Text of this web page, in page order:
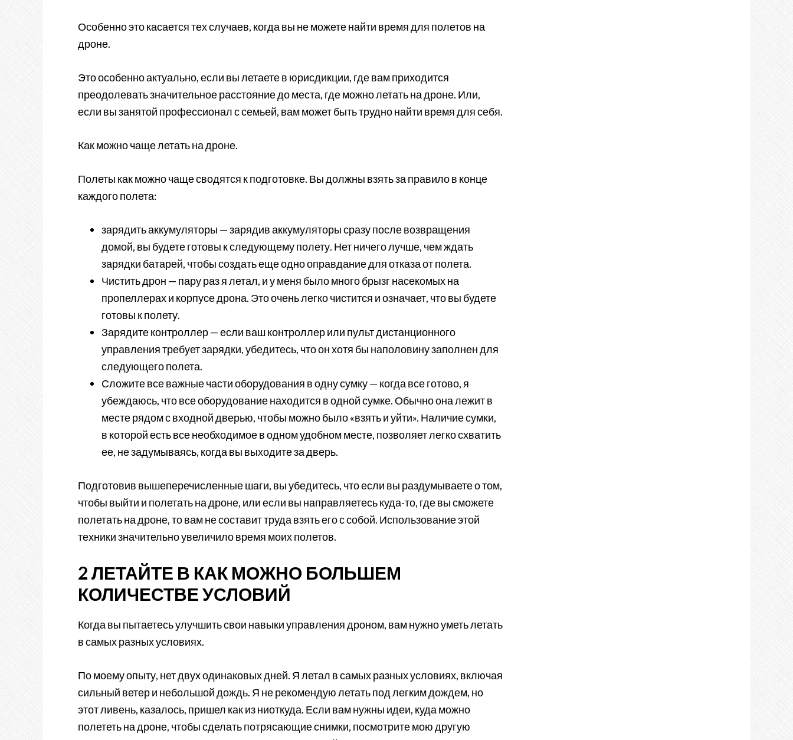
Особенно это касается тех случаев, когда вы не можете найти время для полетов на
дроне.
Это особенно актуально, если вы летаете в юрисдикции, где вам приходится
преодолевать значительное расстояние до места, где можно летать на дроне. Или,
если вы занятой профессионал с семьей, вам может быть трудно найти время для себя.
Как можно чаще летать на дроне.
Полеты как можно чаще сводятся к подготовке. Вы должны взять за правило в конце
каждого полета:
зарядить аккумуляторы — зарядив аккумуляторы сразу после возвращения
домой, вы будете готовы к следующему полету. Нет ничего лучше, чем ждать
зарядки батарей, чтобы создать еще одно оправдание для отказа от полета.
Чистить дрон — пару раз я летал, и у меня было много брызг насекомых на
пропеллерах и корпусе дрона. Это очень легко чистится и означает, что вы будете
готовы к полету.
Зарядите контроллер — если ваш контроллер или пульт дистанционного
управления требует зарядки, убедитесь, что он хотя бы наполовину заполнен для
следующего полета.
Сложите все важные части оборудования в одну сумку — когда все готово, я
убеждаюсь, что все оборудование находится в одной сумке. Обычно она лежит в
месте рядом с входной дверью, чтобы можно было «взять и уйти». Наличие сумки,
в которой есть все необходимое в одном удобном месте, позволяет легко схватить
ее, не задумываясь, когда вы выходите за дверь.
Подготовив вышеперечисленные шаги, вы убедитесь, что если вы раздумываете о том,
чтобы выйти и полетать на дроне, или если вы направляетесь куда-то, где вы сможете
полетать на дроне, то вам не составит труда взять его с собой. Использование этой
техники значительно увеличило время моих полетов.
2 ЛЕТАЙТЕ В КАК МОЖНО БОЛЬШЕМ
КОЛИЧЕСТВЕ УСЛОВИЙ
Когда вы пытаетесь улучшить свои навыки управления дроном, вам нужно уметь летать
в самых разных условиях.
По моему опыту, нет двух одинаковых дней. Я летал в самых разных условиях, включая
сильный ветер и небольшой дождь. Я не рекомендую летать под легким дождем, но
этот ливень, казалось, пришел как из ниоткуда. Если вам нужны идеи, куда можно
полететь на дроне, чтобы сделать потрясающие снимки, посмотрите мою другую